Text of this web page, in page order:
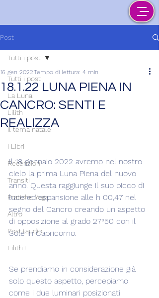
Post
Tutti i post
La Luna
Lilith
Il tema natale
I Libri
Recensioni
Transiti
Pratiche Yoga
Altro
Post+audio
Lilith+
Tutti i post
18.1.22 LUNA PIENA IN
CANCRO: SENTI E
REALIZZA
16 gen 2022Tempo di lettura: 4 min
Il 18 gennaio 2022 avremo nel nostro
cielo la prima Luna Piena del nuovo
anno. Questa raggiunge il suo picco di
luce ed espansione alle h 00,47 nel
segno del Cancro creando un aspetto
di opposizione al grado 27°50 con il
Sole in Capricorno.
Se prendiamo in considerazione già
solo questo aspetto, percepiamo
come i due luminari posizionati